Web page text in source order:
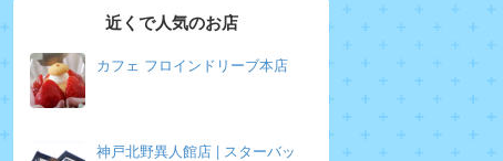
近くで人気のお店
カフェ フロインドリーブ本店
神戸北野異人館店 | スターバッ